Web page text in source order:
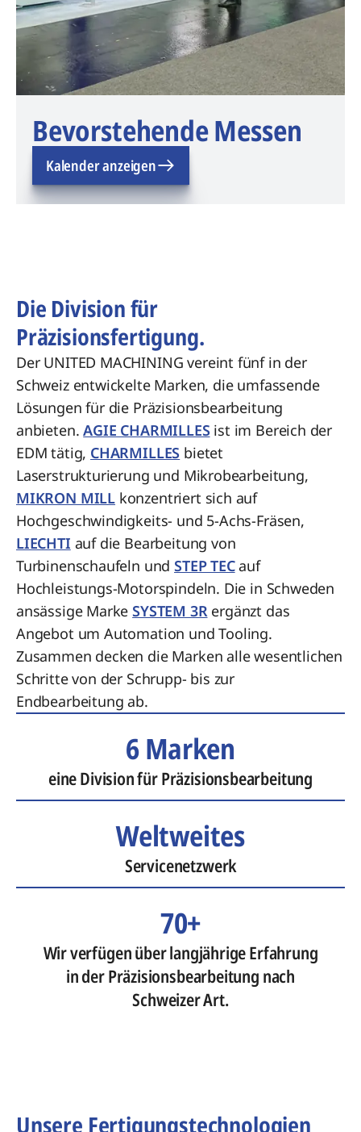
Bevorstehende Messen
Kalender anzeigen
Die Division für
Präzisionsfertigung.
Der UNITED MACHINING vereint fünf in der
Schweiz entwickelte Marken, die umfassende
Lösungen für die Präzisionsbearbeitung
anbieten.AGIE CHARMILLES ist im Bereich der
EDM tätig, CHARMILLES bietet
Laserstrukturierung und Mikrobearbeitung,
MIKRON MILL konzentriert sich auf
Hochgeschwindigkeits- und 5-Achs-Fräsen,
LIECHTI auf die Bearbeitung von
Turbinenschaufeln undSTEP TECauf
Hochleistungs-Motorspindeln. Die in Schweden
ansässige MarkeSYSTEM 3Rergänzt das
Angebot um Automation und Tooling.
Zusammen decken die Marken alle wesentlichen
Schritte von der Schrupp- bis zur
Endbearbeitung ab.
6 Marken
eine Division für Präzisionsbearbeitung
Weltweites
Servicenetzwerk
70+
Wir verfügen über langjährige Erfahrung
in der Präzisionsbearbeitung nach
Schweizer Art.
Unsere Fertigungstechnologien